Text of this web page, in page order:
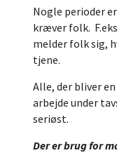
Nogle perioder
kræver folk.
melder folk sig,
tjene.
Alle, der bliver
arbejde under
seriøst.
Der er brug for